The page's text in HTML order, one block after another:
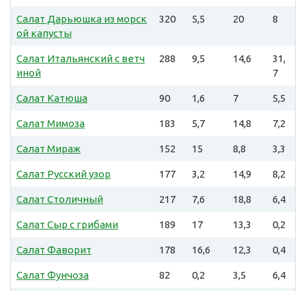
Салат Дарьюшка из морск
ой капусты
320 5,5 20 8
Салат Итальянский с ветч
иной
288 9,5 14,6
31,
7
Салат Катюша 90 1,6 7 5,5
Салат Мимоза 183 5,7 14,8 7,2
Салат Мираж 152 15 8,8 3,3
Салат Русский узор 177 3,2 14,9 8,2
Салат Столичный 217 7,6 18,8 6,4
Салат Сыр с грибами 189 17 13,3 0,2
Салат Фаворит 178 16,6 12,3 0,4
Салат Фунчоза 82 0,2 3,5 6,4